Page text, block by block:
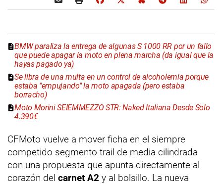
BMW paraliza la entrega de algunas S 1000 RR por un fallo
que puede apagar la moto en plena marcha (da igual que la
hayas pagado ya)
Se libra de una multa en un control de alcoholemia porque
estaba "empujando" la moto apagada (pero estaba
borracho)
Moto Morini SEIEMMEZZO STR: Naked Italiana Desde Solo
4.390€
CFMoto vuelve a mover ficha en el siempre
competido segmento trail de media cilindrada
con una propuesta que apunta directamente al
corazón del carnet A2 y al bolsillo. La nueva